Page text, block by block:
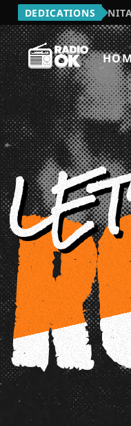
DEDICATIONS
COMUNITATEA